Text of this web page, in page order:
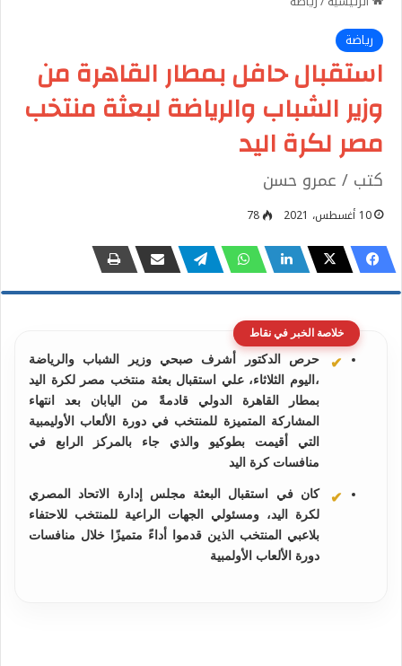
رياضة
استقبال حافل بمطار القاهرة من
وزير الشباب والرياضة لبعثة منتخب
مصر لكرة اليد
كتب / عمرو حسن
10 أغسطس، 2021 78
خلاصة الخبر في نقاط
حرص الدكتور أشرف صبحي وزير الشباب والرياضة
،اليوم الثلاثاء، علي استقبال بعثة منتخب مصر لكرة اليد
بمطار القاهرة الدولي قادمةً من اليابان بعد انتهاء
المشاركة المتميزة للمنتخب في دورة الألعاب الأوليمبية
التي أقيمت بطوكيو والذي جاء بالمركز الرابع في
منافسات كرة اليد
كان في استقبال البعثة مجلس إدارة الاتحاد المصري
لكرة اليد، ومسئولي الجهات الراعية للمنتخب للاحتفاء
بلاعبي المنتخب الذين قدموا أداءً متميزًا خلال منافسات
دورة الألعاب الأولمبية